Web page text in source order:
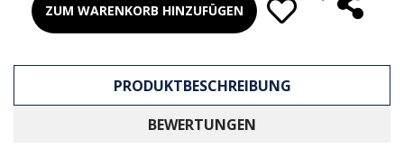
ZUM WARENKORB HINZUFÜGEN
PRODUKTBESCHREIBUNG
BEWERTUNGEN